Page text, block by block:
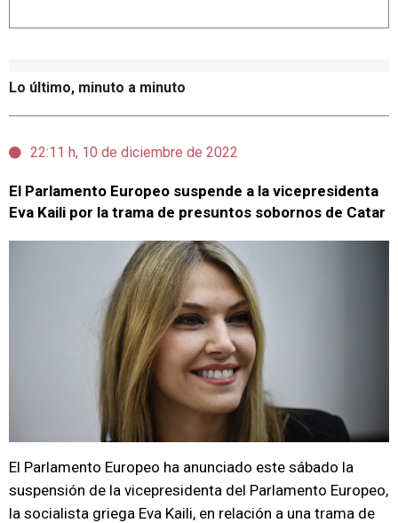
Lo último, minuto a minuto
22:11 h, 10 de diciembre de 2022
El Parlamento Europeo suspende a la vicepresidenta
Eva Kaili por la trama de presuntos sobornos de Catar
El Parlamento Europeo ha anunciado este sábado la
suspensión de la vicepresidenta del Parlamento Europeo,
la socialista griega Eva Kaili, en relación a una trama de